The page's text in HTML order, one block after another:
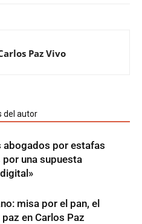
Paz Vivo
del autor
abogados por estafas
una supuesta
misa por el pan, el
en Carlos Paz